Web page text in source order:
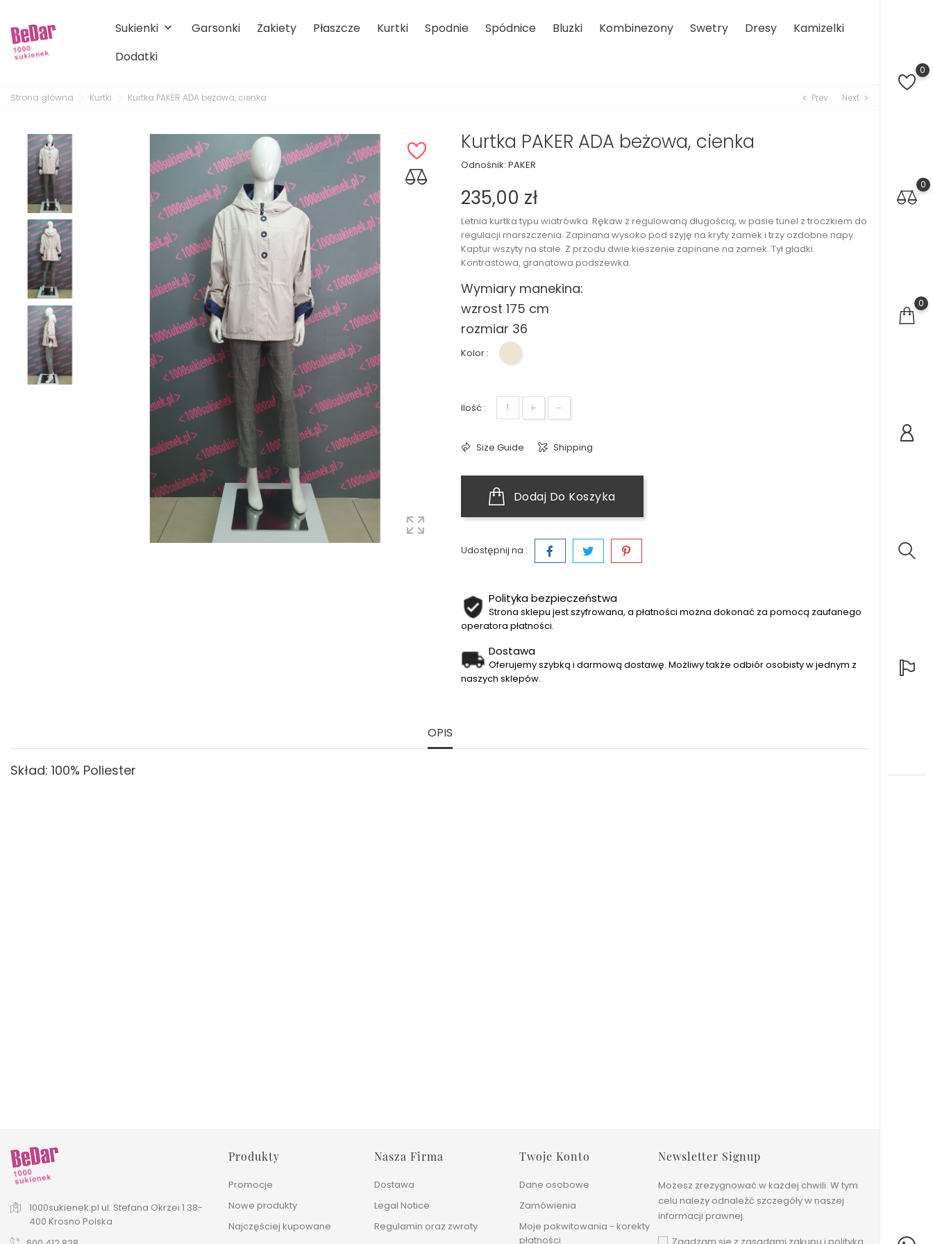
0
0
0
Sukienki keyboard_arrow_down Garsonki Żakiety Płaszcze Kurtki Spodnie Spódnice Bluzki Kombinezony Swetry Dresy
Kamizelki
Dodatki
Strona główna Kurtki Kurtka PAKER ADA beżowa, cienka chevron_left Prev Next chevron_right
Kurtka PAKER ADA beżowa, cienka
Odnośnik: PAKER
235,00 zł
Letnia kurtka typu wiatrówka. Rękaw z regulowaną długością, w pasie tunel z troczkiem do
regulacji marszczenia. Zapinana wysoko pod szyję na kryty zamek i trzy ozdobne napy.
Kaptur wszyty na stałe. Z przodu dwie kieszenie zapinane na zamek. Tył gładki.
Kontrastowa, granatowa podszewka.
Wymiary manekina:
wzrost 175 cm
rozmiar 36
Kolor : Beżowy
Ilość : + -
Size Guide Shipping
Dodaj Do Koszyka
Udostępnij na :
Polityka bezpieczeństwa
Strona sklepu jest szyfrowana, a płatności można dokonać za pomocą zaufanego
operatora płatności.
Dostawa
Oferujemy szybką i darmową dostawę. Możliwy także odbiór osobisty w jednym z
naszych sklepów.
OPIS
Skład: 100% Poliester
1000sukienek.pl ul. Stefana Okrzei 1 38-
400 Krosno Polska
Produkty
Promocje
Nowe produkty
Najczęściej kupowane
Nasza Firma
Dostawa
Legal Notice
Regulamin oraz zwroty
Twoje Konto
Dane osobowe
Zamówienia
Moje pokwitowania - korekty
płatności
Newsletter Signup
Możesz zrezygnować w każdej chwili. W tym
celu należy odnaleźć szczegóły w naszej
informacji prawnej.